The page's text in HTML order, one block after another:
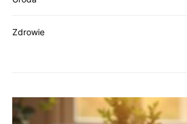
Zdrowie